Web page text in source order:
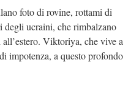
foto di rovine, rottami di
ucraini, che rimbalzano
Viktoriya, che vive a
impotenza, a questo profondo